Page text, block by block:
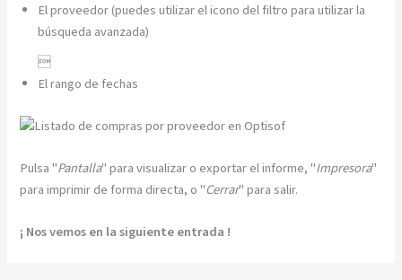
El proveedor (puedes utilizar el icono del filtro para utilizar la
búsqueda avanzada)

El rango de fechas
Pulsa "Pantalla" para visualizar o exportar el informe, "Impresora"
para imprimir de forma directa, o "Cerrar" para salir.
¡ Nos vemos en la siguiente entrada !